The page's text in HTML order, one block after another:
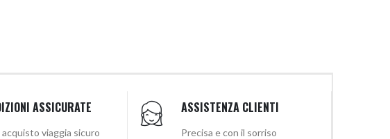
ASSICURATE
viaggia sicuro
ASSISTENZA CLIENTI
Precisa e con il sorriso